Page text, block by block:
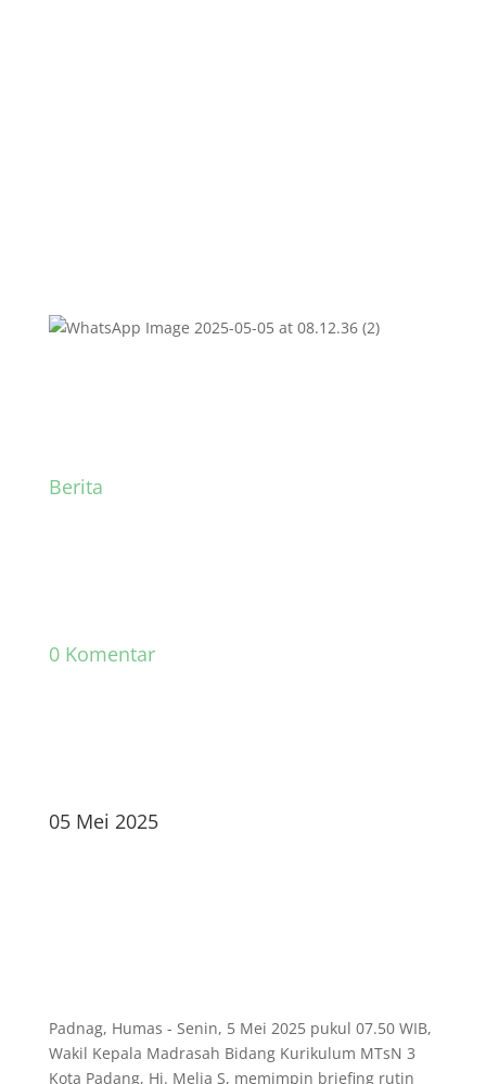
Berita
0 Komentar
05 Mei 2025
Padnag, Humas - Senin, 5 Mei 2025 pukul 07.50 WIB,
Wakil Kepala Madrasah Bidang Kurikulum MTsN 3
Kota Padang, Hj. Melia S, memimpin briefing rutin